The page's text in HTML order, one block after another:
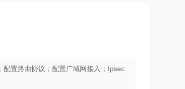
置路由协议；配置广域网接入；Ipsec